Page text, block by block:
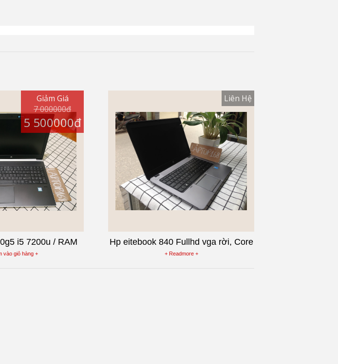
i5 7200u / RAM
+ HDD 500G / 15.6
vào giỏ hàng +
Giảm Giá
7 000000đ
5 500000đ
Hp eitebook 840 Fullhd vga rời, Core
i5 4300u RAM 4G , SSD 128G
+ Readmore +
Liên Hệ